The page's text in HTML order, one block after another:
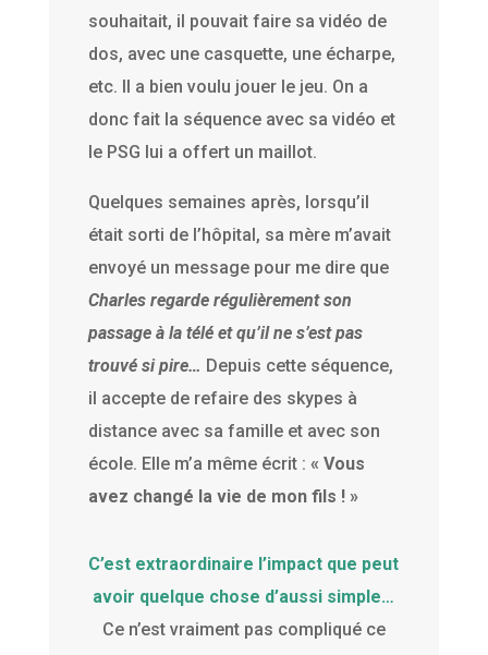
souhaitait, il pouvait faire sa vidéo de
dos, avec une casquette, une écharpe,
etc. Il a bien voulu jouer le jeu. On a
donc fait la séquence avec sa vidéo et
le PSG lui a offert un maillot.
Quelques semaines après, lorsqu’il
était sorti de l’hôpital, sa mère m’avait
envoyé un message pour me dire que
Charles regarde régulièrement son
passage à la télé et qu’il ne s’est pas
trouvé si pire… Depuis cette séquence,
il accepte de refaire des skypes à
distance avec sa famille et avec son
école. Elle m’a même écrit : « Vous
avez changé la vie de mon fils ! »
C’est extraordinaire l’impact que peut
avoir quelque chose d’aussi simple…
Ce n’est vraiment pas compliqué ce